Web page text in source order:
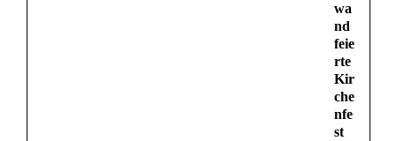
wa
nd
feie
rte
Kir
che
nfe
st